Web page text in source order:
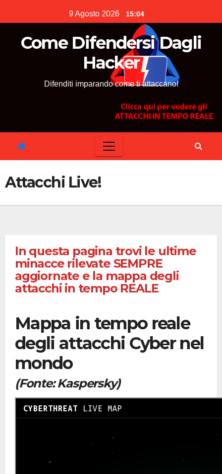
to
content
9 Agosto 2026 15:04
Come Difendersi Dagli
Hacker
Difenditi imparando come ti attaccano!
Attacchi Live!
In questa pagina trovi le ultime
minacce rilevate SEMPRE
aggiornate e la mappa degli
attacchi in tempo REALE
Mappa in tempo reale
degli attacchi Cyber nel
mondo
(Fonte: Kaspersky)